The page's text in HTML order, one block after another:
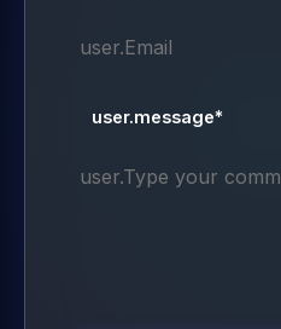
user.message*